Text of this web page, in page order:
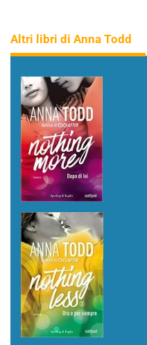
Altri libri di Anna Todd